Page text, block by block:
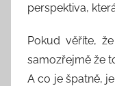
perspektiva,
Pokud věříte,
samozřejmě že
A co je špatně,